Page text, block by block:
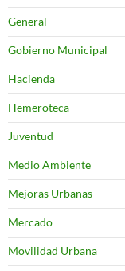
General
Gobierno Municipal
Hacienda
Hemeroteca
Juventud
Medio Ambiente
Mejoras Urbanas
Mercado
Movilidad Urbana